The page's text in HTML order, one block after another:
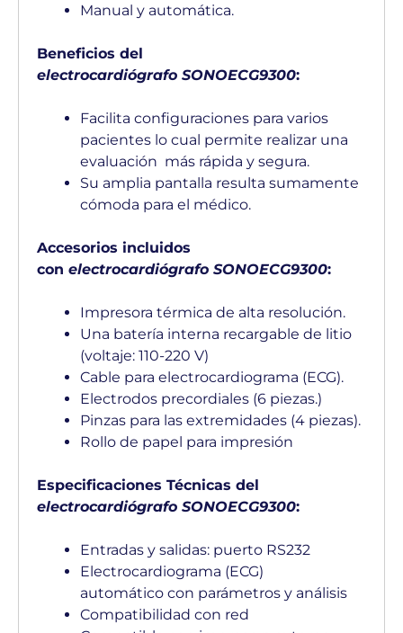
Manual y automática.
Beneficios del
electrocardiógrafo SONOECG9300:
Facilita configuraciones para varios
pacientes lo cual permite realizar una
evaluación más rápida y segura.
Su amplia pantalla resulta sumamente
cómoda para el médico.
Accesorios incluidos
con electrocardiógrafo SONOECG9300:
Impresora térmica de alta resolución.
Una batería interna recargable de litio
(voltaje: 110-220 V)
Cable para electrocardiograma (ECG).
Electrodos precordiales (6 piezas.)
Pinzas para las extremidades (4 piezas).
Rollo de papel para impresión
Especificaciones Técnicas del
electrocardiógrafo SONOECG9300:
Entradas y salidas: puerto RS232
Electrocardiograma (ECG)
automático con parámetros y análisis
Compatibilidad con red